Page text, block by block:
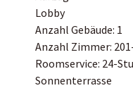
Lobby
Anzahl Gebäude: 1
Anzahl Zimmer:
Roomservice: 24-
Sonnenterrasse